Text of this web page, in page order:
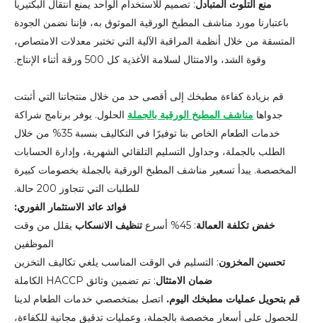
منع التلوث المتبادل: تصميم للاستخدام الواحد يمنع انتقال البكتيريا
باعتبارنا مورد مناشف المطبخ الورقية الموثوق به، فإننا نضمن الجودة
المتسقة من خلال أنظمة المراقبة الآلية التي تختبر معدلات الامتصاص،
وقوة الشد، والامتثال لسلامة الأغذية كل 500 ورقة أثناء الإنتاج.
قم بزيادة كفاءة مطبخك إلى أقصى حد من خلال منتجاتنا التي أثبتت
جدواها مناشف المطبخ الورقية بالجملة الحلول. يوفر برنامج شراكة
خدمات الطعام الخاص بنا توفيرًا في التكاليف بنسبة 35% من خلال
الطلب بالجملة، وجداول التسليم التلقائي الشهرية، وإدارة الحسابات
المخصصة. يبدأ تسعير مناشف المطبخ الورقية بالجملة بخصومات كبيرة
للطلبات التي تتجاوز 200 حالة.
فوائد عائد الاستثمار الفوري:
خفض تكلفة العمالة: 45% أسرع تنظيف الانسكاب يقلل من وقت
الموظفين
تحسين المخزون: التسليم في الوقت المناسب يلغي تكاليف التخزين
ضمان الامتثال: تم تضمين وثائق HACCP الكاملة
قم بتحويل عمليات مطبخك اليوم. اتصل بمتخصصي خدمات الطعام لدينا
للحصول على أسعار مخصصة بالجملة، وعمليات تدقيق مجانية للكفاءة،